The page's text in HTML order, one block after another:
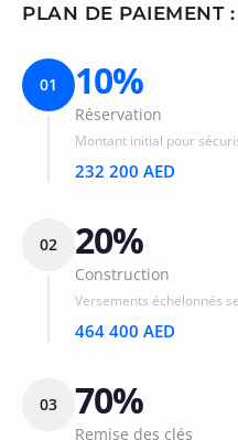
PLAN DE PAIEMENT :
01 10%
Réservation
Montant initial pour
232 200 AED
02 20%
Construction
Versements échelonnés
464 400 AED
03 70%
Remise des clés